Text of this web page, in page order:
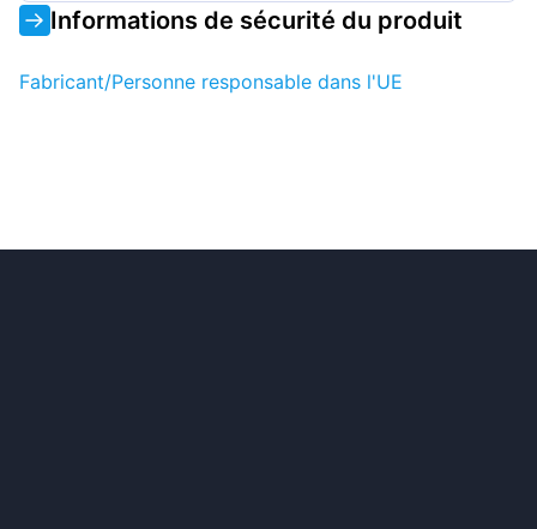
Informations de sécurité du produit
Fabricant/Personne responsable dans l'UE